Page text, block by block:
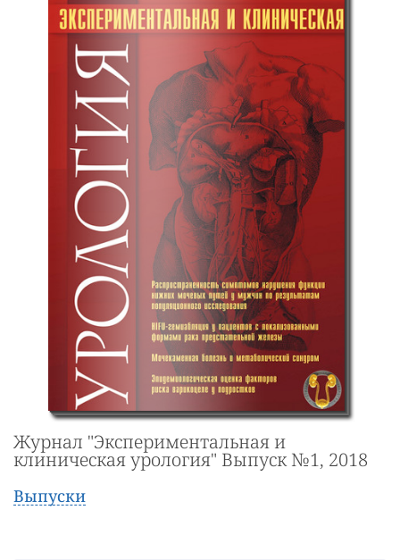
Журнал "Экспериментальная и
клиническая урология" Выпуск №1, 2018
Выпуски